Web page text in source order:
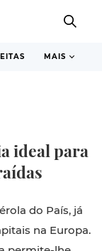
MAIS
ideal para
do País, já
na Europa.